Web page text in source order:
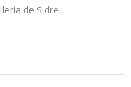
de Sidre